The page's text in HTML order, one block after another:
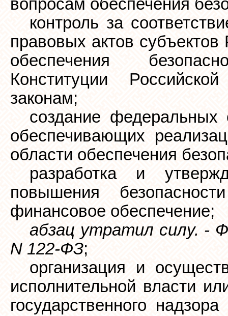
вопросам обеспечения
контроль за
правовых актов
обеспечения
Конституции
законам;
создание федеральных
обеспечивающих
области обеспечения
разработка и
повышения
финансовое обеспечение;
абзац утратил силу. -
N 122-ФЗ;
организация и
исполнительной власти
государственного